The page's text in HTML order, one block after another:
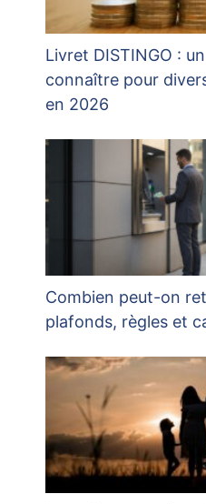
Livret DISTINGO :
connaître pour
en 2026
Combien peut-on
plafonds, règles et